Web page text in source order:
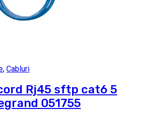
, Cabluri
Rj45 sftp cat6 5
051755